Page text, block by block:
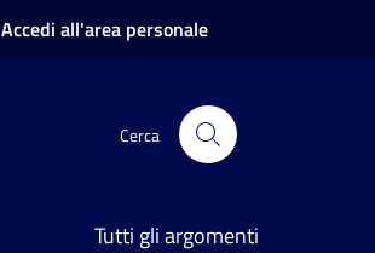
Accedi all'area personale
Cerca
Tutti gli argomenti